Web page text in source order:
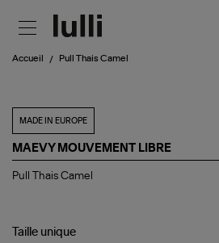
Accueil Pull Thais Camel
MADE IN EUROPE
MAEVY MOUVEMENT LIBRE
Pull
Pull Thais Camel
Taille unique